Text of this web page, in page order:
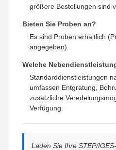
größere Bestellungen sind
Bieten Sie Proben an?
Es sind Proben erhältlich
angegeben).
Welche
Standarddienstleistungen
umfassen Entgratung,
zusätzliche
Verfügung.
Laden Sie Ihre STEP/